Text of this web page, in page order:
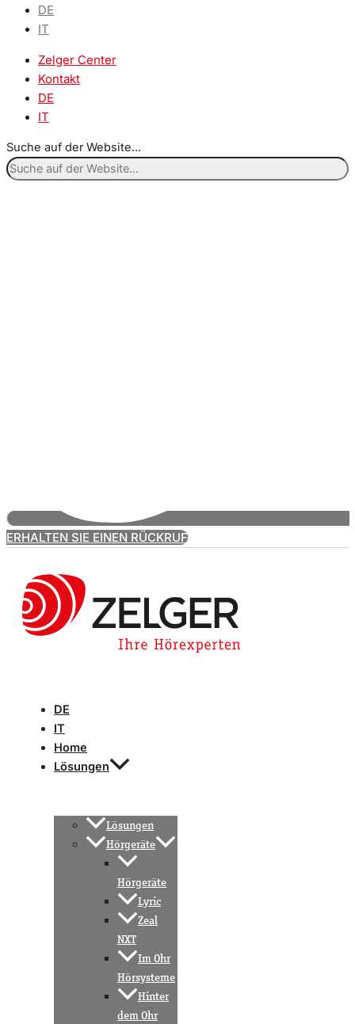
DE
IT
Zelger Center
Kontakt
DE
IT
Suche auf der Website...
ERHALTEN SIE EINEN RÜCKRUF
DE
IT
Home
Lösungen
Lösungen
Hörgeräte
Hörgeräte
Lyric
Zeal
NXT
Im Ohr
Hörsysteme
Hinter
dem Ohr